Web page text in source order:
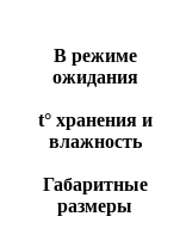
В режиме
ожидания
t° хранения и
влажность
Габаритные
размеры